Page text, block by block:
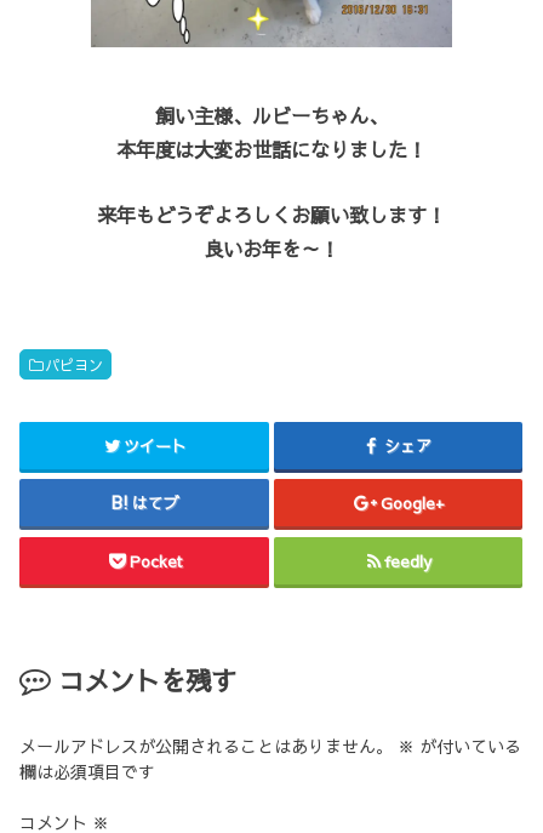
飼い主様、ルビーちゃん、
本年度は大変お世話になりました！
来年もどうぞよろしくお願い致します！
良いお年を～！
パピヨン
ツイート シェア
はてブ Google+
Pocket feedly
コメントを残す
メールアドレスが公開されることはありません。 ※ が付いている
欄は必須項目です
コメント ※